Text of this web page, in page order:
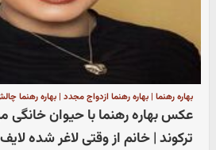
بهاره رهنما | بهاره رهنما ازدواج مجدد | بهاره رهنما
عکس بهاره رهنما با حیوان خانگی
ترکوند | خانم از وقتی لاغر شده